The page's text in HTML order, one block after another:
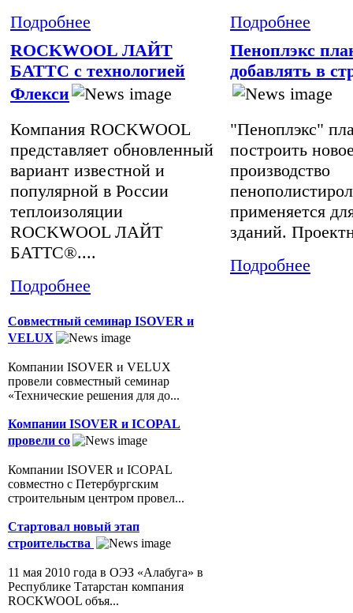
Подробнее
Подробнее
ROCKWOOL ЛАЙТ
БАТТС с технологией
Флекси
Компания ROCKWOOL
представляет обновленный
вариант известной и
популярной в России
теплоизоляции
ROCKWOOL ЛАЙТ
БАТТС®....
Подробнее
Пеноплэкс
добавлять в
"Пеноплэкс"
построить
производство
применяется
зданий.
Подробнее
Совместный семинар ISOVER и
VELUX
Компании ISOVER и VELUX
провели совместный семинар
«Технические решения для до...
Компании ISOVER и ICOPAL
провели со
Компании ISOVER и ICOPAL
совместно с Петербургским
строительным центром провел...
Стартовал новый этап
строительства
11 мая 2010 года в ОЭЗ «Алабуга» в
Республике Татарстан компания
ROCKWOOL объя...